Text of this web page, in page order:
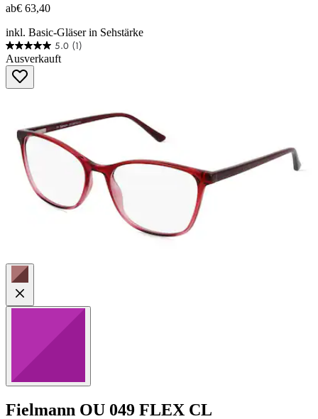
ab€ 63,40
inkl. Basic-Gläser in Sehstärke
5.0 (1)
5.0
von
Sternen.
Ausverkauft
Fielmann OU 049 FLEX CL